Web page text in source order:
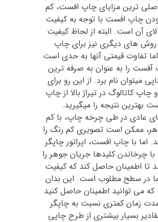
ترین مزایای چاپ افست، کم
چاپ افست با توجه به کیفیت
آن است. البته از لحاظ کیفیت
روش های دیگری نیز برای چاپ
تفاوت قیمتی آنها به حدی است
را به عنوان به صرفه ترین
میتوان نام برد. از این رو برای
کاتالوگ در تیراژ بالا از چاپ
بهترین نتیجه را میگیرید.
عادی در طی چرخه چاپ، با کم
ممکن است تصویری کم رنگ را
اما با چاپ افست، اپراتور چاپگر
با چرخاندن کلیدها جریان جوهر را
تا اطمینان حاصل کند که کیفیت
در سطح مطلوب است. این بدان
می توانید اطمینان حاصل کنید
زمان کمتری نسبت به چاپگر
بسیار بیشتری از طرح چاپی